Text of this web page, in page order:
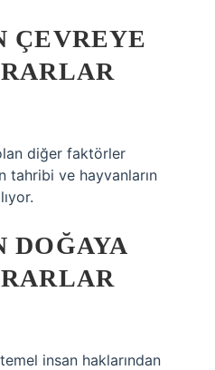
ÇEVREYE
diğer faktörler
tahribi ve hayvanların
DOĞAYA
insan haklarından